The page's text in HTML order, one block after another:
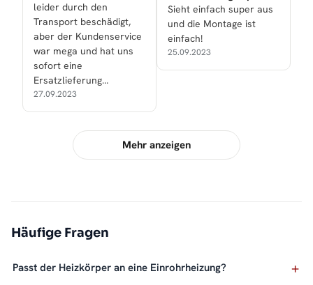
leider durch den
Transport beschädigt,
aber der Kundenservice
war mega und hat uns
sofort eine
Ersatzlieferung
zukommen lassen.
27.09.2023
Sieht einfach super aus
und die Montage ist
einfach!
25.09.2023
Mehr anzeigen
Häufige Fragen
Passt der Heizkörper an eine Einrohrheizung?